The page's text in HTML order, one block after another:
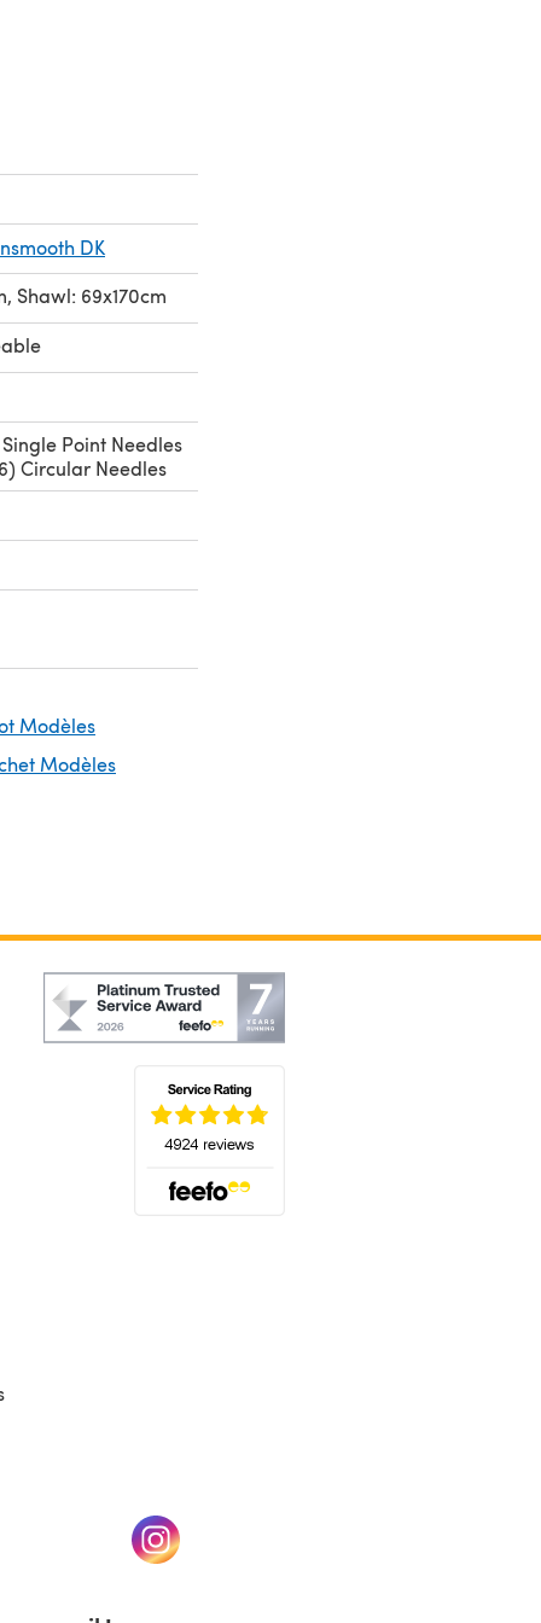
DK
Shawl: 69x170cm
Point Needles
Circular Needles
Modèles
Modèles
nouvel onglet) (s'ouvre dans un nouvel onglet)